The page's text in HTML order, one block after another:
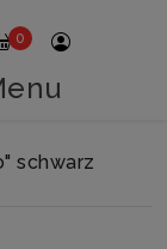
schwarz
0